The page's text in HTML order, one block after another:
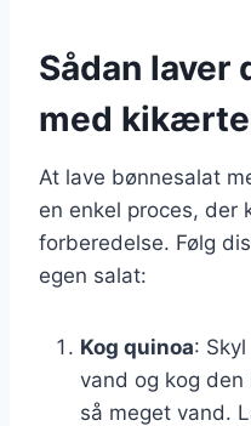
Sådan laver
med
At lave bønnesalat
en enkel proces, der
forberedelse. Følg
egen salat:
Kog quinoa:
vand og kog
så meget vand.